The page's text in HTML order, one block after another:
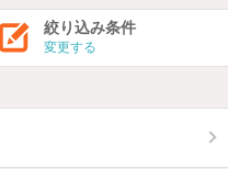
絞り込み条件
変更する